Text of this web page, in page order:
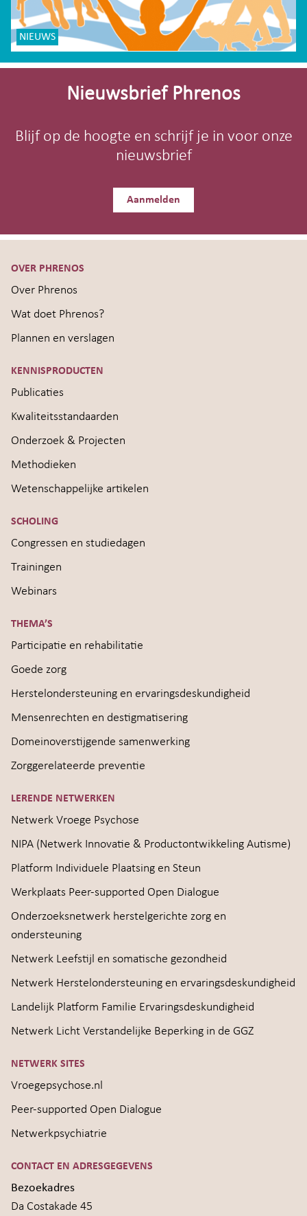
NIEUWS
Site-
Nieuwsbrief Phrenos
Blijf op de hoogte en schrijf je in voor onze
nieuwsbrief
Aanmelden
OVER PHRENOS
Over Phrenos
Wat doet Phrenos?
Plannen en verslagen
KENNISPRODUCTEN
Publicaties
Kwaliteitsstandaarden
Onderzoek & Projecten
Methodieken
Wetenschappelijke artikelen
SCHOLING
Congressen en studiedagen
Trainingen
Webinars
THEMA’S
Participatie en rehabilitatie
Goede zorg
Herstelondersteuning en ervaringsdeskundigheid
Mensenrechten en destigmatisering
Domeinoverstijgende samenwerking
Zorggerelateerde preventie
LERENDE NETWERKEN
Netwerk Vroege Psychose
NIPA (Netwerk Innovatie & Productontwikkeling Autisme)
Platform Individuele Plaatsing en Steun
Werkplaats Peer-supported Open Dialogue
Onderzoeksnetwerk herstelgerichte zorg en
ondersteuning
Netwerk Leefstijl en somatische gezondheid
Netwerk Herstelondersteuning en ervaringsdeskundigheid
Landelijk Platform Familie Ervaringsdeskundigheid
Netwerk Licht Verstandelijke Beperking in de GGZ
NETWERK SITES
Vroegepsychose.nl
Peer-supported Open Dialogue
Netwerkpsychiatrie
CONTACT EN ADRESGEGEVENS
Bezoekadres
Da Costakade 45